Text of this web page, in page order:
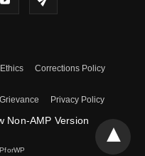
Corrections Policy
Grievance Privacy Policy
Non-AMP Version